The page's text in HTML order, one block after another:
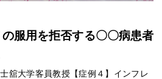
の服用を拒否する〇〇病患者
舘大学客員教授【症例４】インフレ